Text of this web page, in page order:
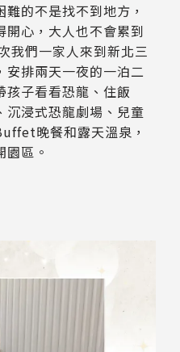
的不是找不到地方，
心，大人也不會累到
我們一家人來到新北三
安排兩天一夜的一泊二
孩子看看恐龍、住飯
沉浸式恐龍劇場、兒童
晚餐和露天溫泉，
區。